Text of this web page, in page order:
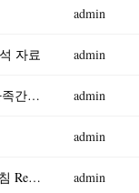
admin
자료 admin
A+자료입니다)지역사회간호학 자료 가족간호과정 케이스 스터디, 가족간호진단 3가지 보고서 admin
admin
고충처리 지침 야간근무 지침 인권침해 대응지침 요양원 3대 추가 지침 Report admin